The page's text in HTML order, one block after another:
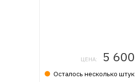
ЦЕНА: 5 600
Осталось несколько штук